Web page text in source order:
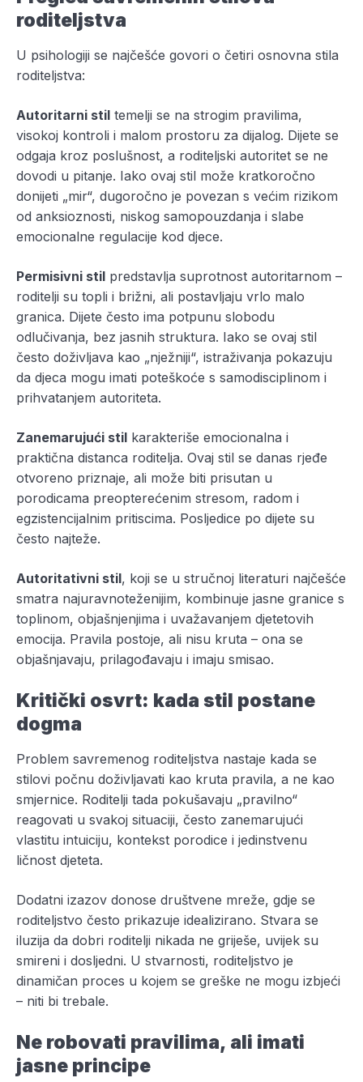
roditeljstva
U psihologiji se najčešće govori o četiri osnovna stila
roditeljstva:
Autoritarni stil temelji se na strogim pravilima,
visokoj kontroli i malom prostoru za dijalog. Dijete se
odgaja kroz poslušnost, a roditeljski autoritet se ne
dovodi u pitanje. Iako ovaj stil može kratkoročno
donijeti „mir“, dugoročno je povezan s većim rizikom
od anksioznosti, niskog samopouzdanja i slabe
emocionalne regulacije kod djece.
Permisivni stil predstavlja suprotnost autoritarnom –
roditelji su topli i brižni, ali postavljaju vrlo malo
granica. Dijete često ima potpunu slobodu
odlučivanja, bez jasnih struktura. Iako se ovaj stil
često doživljava kao „nježniji“, istraživanja pokazuju
da djeca mogu imati poteškoće s samodisciplinom i
prihvatanjem autoriteta.
Zanemarujući stil karakteriše emocionalna i
praktična distanca roditelja. Ovaj stil se danas rjeđe
otvoreno priznaje, ali može biti prisutan u
porodicama preopterećenim stresom, radom i
egzistencijalnim pritiscima. Posljedice po dijete su
često najteže.
Autoritativni stil, koji se u stručnoj literaturi najčešće
smatra najuravnoteženijim, kombinuje jasne granice s
toplinom, objašnjenjima i uvažavanjem djetetovih
emocija. Pravila postoje, ali nisu kruta – ona se
objašnjavaju, prilagođavaju i imaju smisao.
Kritički osvrt: kada stil postane
dogma
Problem savremenog roditeljstva nastaje kada se
stilovi počnu doživljavati kao kruta pravila, a ne kao
smjernice. Roditelji tada pokušavaju „pravilno“
reagovati u svakoj situaciji, često zanemarujući
vlastitu intuiciju, kontekst porodice i jedinstvenu
ličnost djeteta.
Dodatni izazov donose društvene mreže, gdje se
roditeljstvo često prikazuje idealizirano. Stvara se
iluzija da dobri roditelji nikada ne griješe, uvijek su
smireni i dosljedni. U stvarnosti, roditeljstvo je
dinamičan proces u kojem se greške ne mogu izbjeći
– niti bi trebale.
Ne robovati pravilima, ali imati
jasne principe